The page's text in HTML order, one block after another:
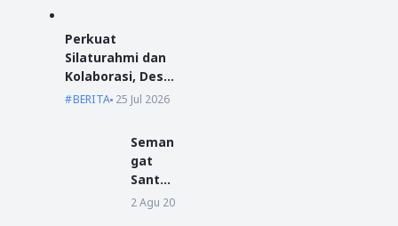
Perkuat
Silaturahmi dan
Kolaborasi, Desa
Antibar Sambut
BERITA 25 Jul 2026
Seman
gat
Santri
Baru
BERITA
2 Agu 2026